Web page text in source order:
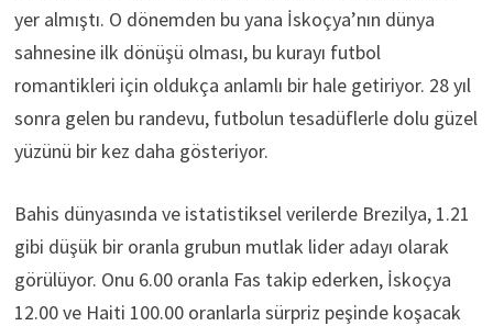
yer almıştı. O dönemden bu yana İskoçya’nın dünya
sahnesine ilk dönüşü olması, bu kurayı futbol
romantikleri için oldukça anlamlı bir hale getiriyor. 28 yıl
sonra gelen bu randevu, futbolun tesadüflerle dolu güzel
yüzünü bir kez daha gösteriyor.
Bahis dünyasında ve istatistiksel verilerde Brezilya, 1.21
gibi düşük bir oranla grubun mutlak lider adayı olarak
görülüyor. Onu 6.00 oranla Fas takip ederken, İskoçya
12.00 ve Haiti 100.00 oranlarla sürpriz peşinde koşacak